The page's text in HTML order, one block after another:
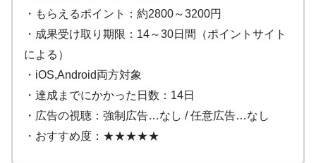
・もらえるポイント：約2800～3200円
・成果受け取り期限：14～30日間（ポイントサイト
による）
・iOS,Android両方対象
・達成までにかかった日数：14日
・広告の視聴：強制広告…なし / 任意広告…なし
・おすすめ度：★★★★★